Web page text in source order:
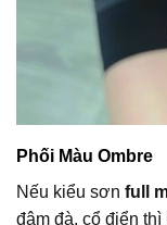
Phối Màu Ombre
Nếu kiểu sơn full
đậm đà, cổ điển thì